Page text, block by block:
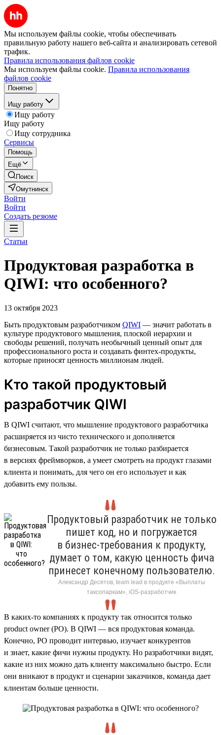
Мы используем файлы cookie, чтобы обеспечивать
правильную работу нашего веб-сайта и анализировать сетевой
трафик.
Правила использования файлов cookie
Мы используем файлы cookie. Правила использования
файлов cookie
Понятно
Ищу работу
Ищу работу
Ищу работу
Ищу сотрудника
Сервисы
Помощь
Ещё
Поиск
Омутнинск
Войти
Войти
Создать резюме
Статьи
Продуктовая разработка в
QIWI: что особенного?
13 октября 2023
Быть продуктовым разработчиком QIWI — значит работать в
культуре продуктового мышления, плоской иерархии и
свободы решений, получать необычный ценный опыт для
профессионального роста и создавать финтех-продукты,
которые приносят ценность миллионам людей.
Кто такой продуктовый
разработчик QIWI
В QIWI считают, что мышление продуктового разработчика
расширяется из чисто технического и дополняется
бизнесовым. Такой разработчик не только разбирается
в версиях фреймворков, а умеет смотреть на продукт глазами
клиента и понимать, для чего он его использует и как
добавить ему пользы.
Продуктовый разработчик не только
пишет код, но и погружается
в бизнес-требования к продукту,
думает о том, какую ценность фича
принесет конечному пользователю.
Александр Десятов, team lead в продукте «Выплаты
таксопаркам», iOS-разработчик
В каких-то компаниях к продукту так относится только
product owner (PO). В QIWI — вся продуктовая команда.
Конечно, PO проводит интервью, изучает конкурентов
и знает, какие фичи нужны продукту. Но разработчики видят,
какие из них можно дать клиенту максимально быстро. Если
они вникают в продукт и сценарии заказчиков, команда дает
клиентам больше ценности.